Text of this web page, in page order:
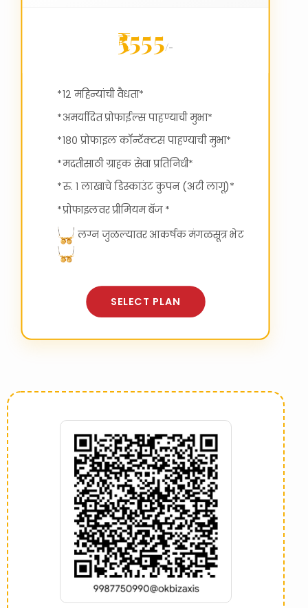
₹5555/-
*१२ महिन्यांची वैधता*
*अमर्यादित प्रोफाईल्स पाहण्याची मुभा*
*१८० प्रोफाइल कॉन्टॅक्टस पाहण्याची मुभा*
*मदतीसाठी ग्राहक सेवा प्रतिनिधी*
*रु. १ लाखाचे डिस्काउंट कुपन (अटी लागू)*
*प्रोफाइलवर प्रीमियम बॅज *
लग्न जुळल्यावर आकर्षक मंगळसूत्र भेट
SELECT PLAN